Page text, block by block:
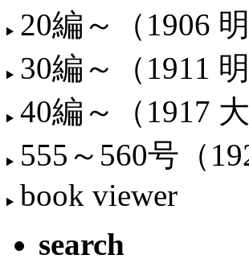
20編～（1906
30編～（1911
40編～（1917 大
555～560号（
book viewer
search